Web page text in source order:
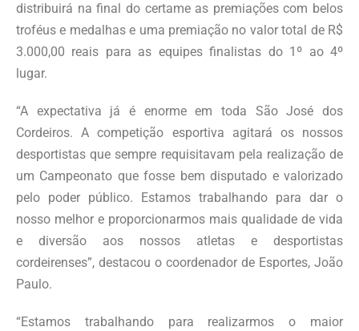
distribuirá na final do certame as premiações com belos
troféus e medalhas e uma premiação no valor total de R$
3.000,00 reais para as equipes finalistas do 1º ao 4º
lugar.
“A expectativa já é enorme em toda São José dos
Cordeiros. A competição esportiva agitará os nossos
desportistas que sempre requisitavam pela realização de
um Campeonato que fosse bem disputado e valorizado
pelo poder público. Estamos trabalhando para dar o
nosso melhor e proporcionarmos mais qualidade de vida
e diversão aos nossos atletas e desportistas
cordeirenses”, destacou o coordenador de Esportes, João
Paulo.
“Estamos trabalhando para realizarmos o maior